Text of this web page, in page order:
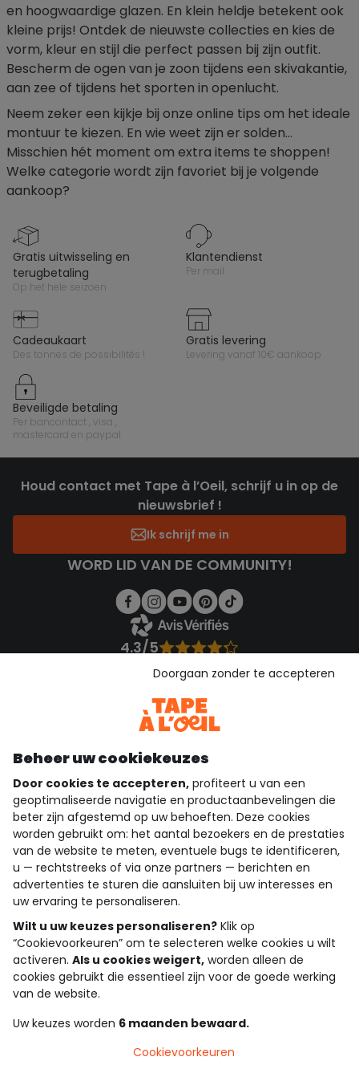
en hoogwaardige glazen. En klein heldje betekent ook
kleine prijs! Ontdek de nieuwste collecties en kies de
vorm, kleur en stijl die perfect passen bij zijn outfit.
Bescherm de ogen van je zoon tijdens een skivakantie,
aan zee of tijdens het sporten in openlucht.
Neem zeker een kijkje bij onze online tips om het ideale
montuur te kiezen. En wie weet zijn er solden…
Misschien hét moment om extra items te shoppen!
Welke categorie wordt zijn favoriet bij je volgende
aankoop?
gratis uitwisseling en
terugbetaling
op het hele seizoen
klantendienst
per mail
cadeaukaart
des tonnes de possibilités !
gratis levering
levering vanaf 10€ aankoop
beveiligde betaling
per bancontact , visa ,
mastercard en paypal
Houd contact met Tape à l’Oeil, schrijf u in op de
nieuwsbrief !
Ik schrijf me in
WORD LID VAN DE COMMUNITY!
4.3/5
Bekijk de vertrouwensverklaring
Download onze applicatie
Ontdek onze applicatie
wie zijn we?
hulp nodig
loyalty club
onze catalogus
Algemene verkoop en gebruiksvoorwaarden
Privacybeleid
Cookies en persoonsgegevens
Beheer uw cookiekeuzes
Door cookies te accepteren, profiteert u van een
geoptimaliseerde navigatie en productaanbevelingen die
beter zijn afgestemd op uw behoeften. Deze cookies
worden gebruikt om: het aantal bezoekers en de prestaties
van de website te meten, eventuele bugs te identificeren,
u — rechtstreeks of via onze partners — berichten en
advertenties te sturen die aansluiten bij uw interesses en
uw ervaring te personaliseren.
Wilt u uw keuzes personaliseren? Klik op
“Cookievoorkeuren” om te selecteren welke cookies u wilt
activeren. Als u cookies weigert, worden alleen de
cookies gebruikt die essentieel zijn voor de goede werking
van de website.
Uw keuzes worden 6 maanden bewaard.
Doorgaan zonder te accepteren
Cookievoorkeuren